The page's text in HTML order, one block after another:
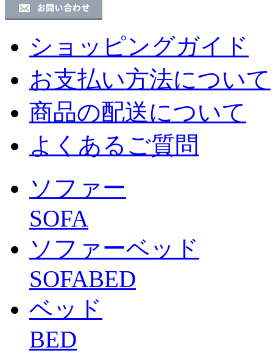
ショッピングガイド
お支払い方法について
商品の配送について
よくあるご質問
ソファー
SOFA
ソファーベッド
SOFABED
ベッド
BED